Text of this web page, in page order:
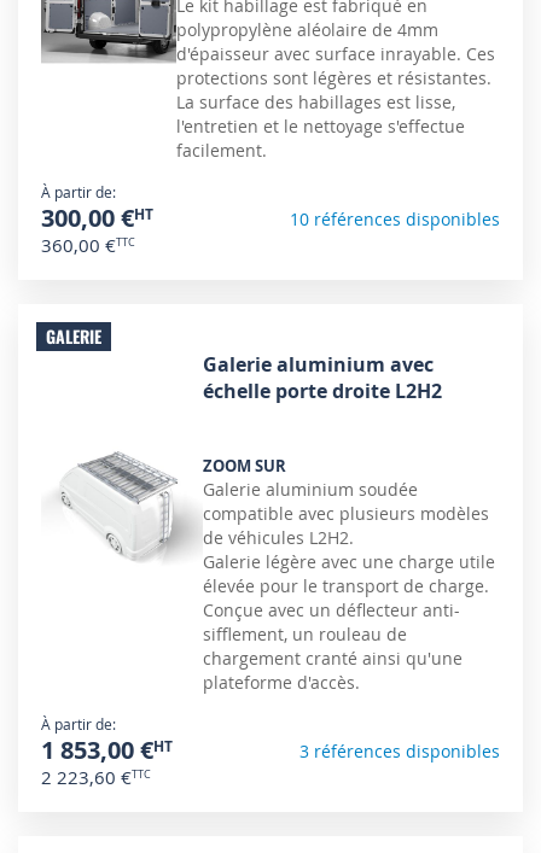
Le kit habillage est fabriqué en
polypropylène aléolaire de 4mm
d'épaisseur avec surface inrayable. Ces
protections sont légères et résistantes.
La surface des habillages est lisse,
l'entretien et le nettoyage s'effectue
facilement.
À partir de
300,00 €
360,00 €
10 références disponibles
GALERIE
Galerie aluminium avec
échelle porte droite L2H2
ZOOM SUR
Galerie aluminium soudée
compatible avec plusieurs modèles
de véhicules L2H2.
Galerie légère avec une charge utile
élevée pour le transport de charge.
Conçue avec un déflecteur anti-
sifflement, un rouleau de
chargement cranté ainsi qu'une
plateforme d'accès.
À partir de
1 853,00 €
2 223,60 €
3 références disponibles